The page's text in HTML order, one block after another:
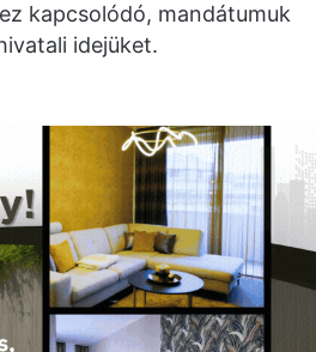
kapcsolódó, mandátumuk
idejüket.